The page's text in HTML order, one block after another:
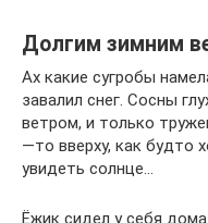
Долгим зимним
Ах какие сугробы
завалил снег. Сосны
ветром, и только
—то вверху, как будто
увидеть солнце…
Ёжик сидел у себя